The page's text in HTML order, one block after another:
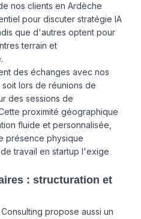
nos clients en Ardèche
pour discuter stratégie IA
que d'autres optent pour
terrain et
des échanges avec nos
lors de réunions de
des sessions de
proximité géographique
fluide et personnalisée,
présence physique
travail en startup l'exige
: structuration et
propose aussi un